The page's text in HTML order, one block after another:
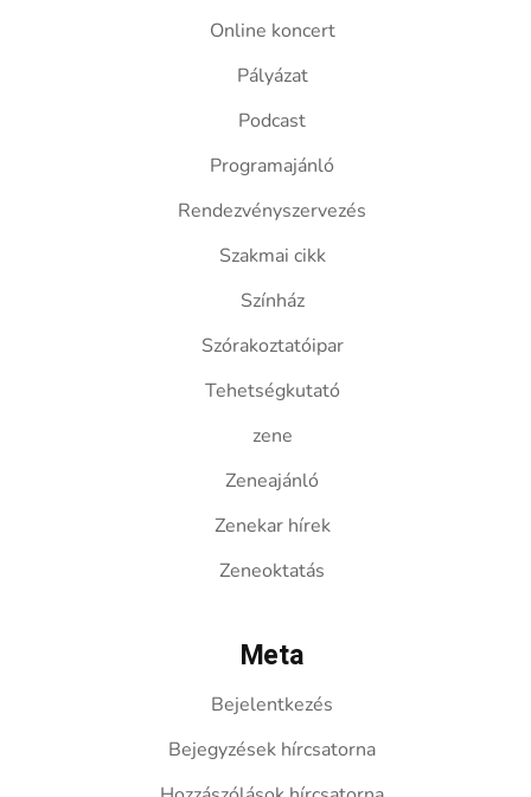
Online koncert
Pályázat
Podcast
Programajánló
Rendezvényszervezés
Szakmai cikk
Színház
Szórakoztatóipar
Tehetségkutató
zene
Zeneajánló
Zenekar hírek
Zeneoktatás
Meta
Bejelentkezés
Bejegyzések hírcsatorna